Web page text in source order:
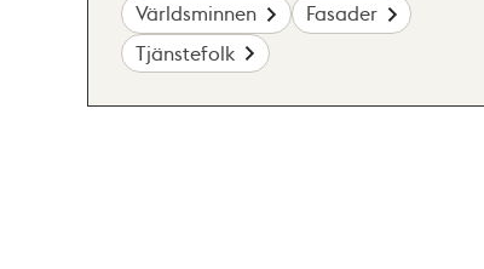
Världsminnen
Fasader
Tjänstefolk